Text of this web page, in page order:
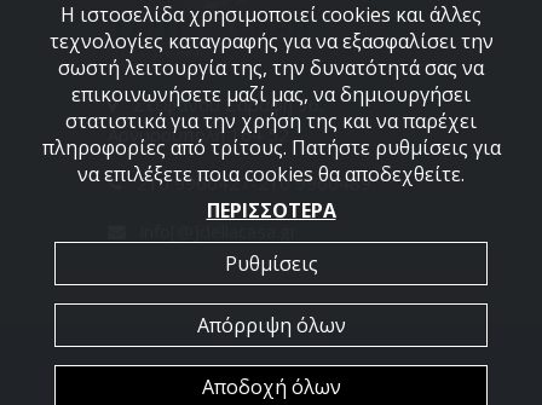
Στεφάνου Σαράφη 36,
Αργυρούπολη 164 52
210 9960427-210 9960489
2026 @ All Rights Reserved - Dellacasa
Η ιστοσελίδα χρησιμοποιεί cookies και άλλες
τεχνολογίες καταγραφής για να εξασφαλίσει την
σωστή λειτουργία της, την δυνατότητά σας να
επικοινωνήσετε μαζί μας, να δημιουργήσει
στατιστικά για την χρήση της και να παρέχει
πληροφορίες από τρίτους. Πατήστε ρυθμίσεις για
να επιλέξετε ποια cookies θα αποδεχθείτε.
ΠΕΡΙΣΣΟΤΕΡΑ
Ρυθμίσεις
Απόρριψη όλων
Αποδοχή όλων